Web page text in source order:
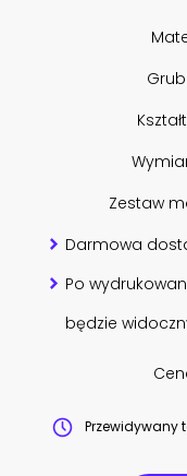
Kształt
Zestaw
Darmowa
Po
będzie
Przewidywany